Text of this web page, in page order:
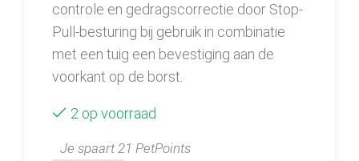
controle en gedragscorrectie door Stop-
Pull-besturing bij gebruik in combinatie
met een tuig een bevestiging aan de
voorkant op de borst.
2 op voorraad
Je spaart 21 PetPoints